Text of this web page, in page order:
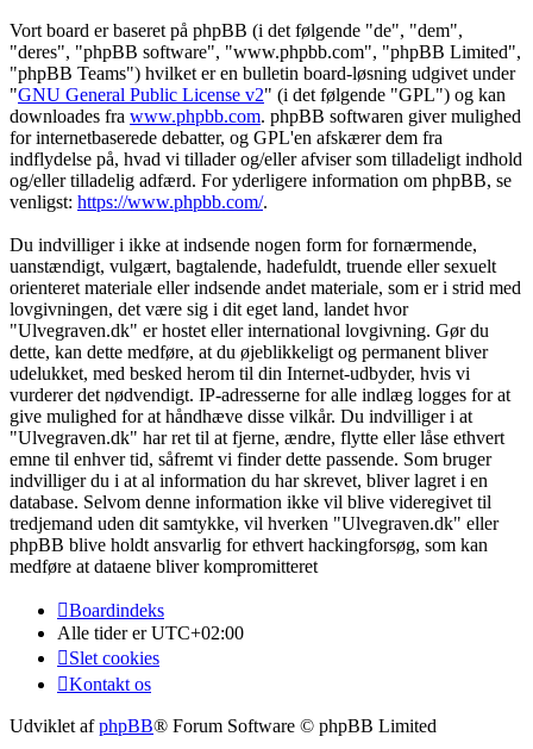
Vort board er baseret på phpBB (i det følgende "de", "dem",
"deres", "phpBB software", "www.phpbb.com", "phpBB Limited",
"phpBB Teams") hvilket er en bulletin board-løsning udgivet under
"GNU General Public License v2" (i det følgende "GPL") og kan
downloades fra www.phpbb.com. phpBB softwaren giver mulighed
for internetbaserede debatter, og GPL'en afskærer dem fra
indflydelse på, hvad vi tillader og/eller afviser som tilladeligt indhold
og/eller tilladelig adfærd. For yderligere information om phpBB, se
venligst: https://www.phpbb.com/.
Du indvilliger i ikke at indsende nogen form for fornærmende,
uanstændigt, vulgært, bagtalende, hadefuldt, truende eller sexuelt
orienteret materiale eller indsende andet materiale, som er i strid med
lovgivningen, det være sig i dit eget land, landet hvor
"Ulvegraven.dk" er hostet eller international lovgivning. Gør du
dette, kan dette medføre, at du øjeblikkeligt og permanent bliver
udelukket, med besked herom til din Internet-udbyder, hvis vi
vurderer det nødvendigt. IP-adresserne for alle indlæg logges for at
give mulighed for at håndhæve disse vilkår. Du indvilliger i at
"Ulvegraven.dk" har ret til at fjerne, ændre, flytte eller låse ethvert
emne til enhver tid, såfremt vi finder dette passende. Som bruger
indvilliger du i at al information du har skrevet, bliver lagret i en
database. Selvom denne information ikke vil blive videregivet til
tredjemand uden dit samtykke, vil hverken "Ulvegraven.dk" eller
phpBB blive holdt ansvarlig for ethvert hackingforsøg, som kan
medføre at dataene bliver kompromitteret
Boardindeks
Alle tider erUTC+02:00
Slet cookies
Kontakt os
Udviklet afphpBB® Forum Software © phpBB Limited